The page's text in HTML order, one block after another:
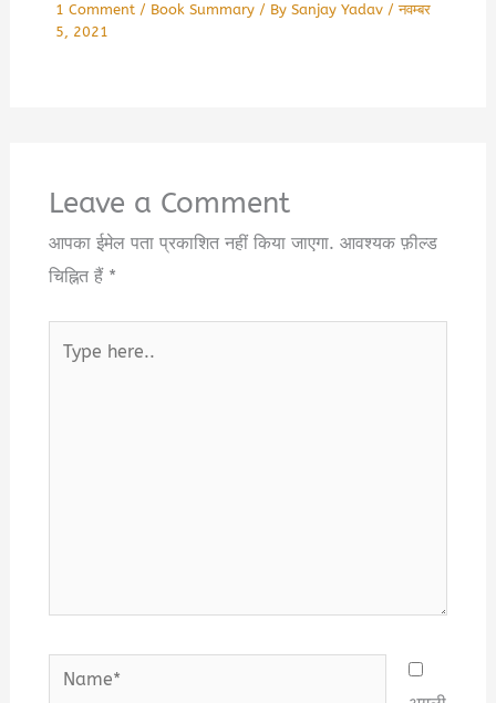
1 Comment / Book Summary/ By Sanjay Yadav /नवम्बर
5, 2021
Leave a Comment
आपका ईमेल पता प्रकाशित नहीं किया जाएगा. आवश्यक फ़ील्ड
चिह्नित हैं *
here..
Name*